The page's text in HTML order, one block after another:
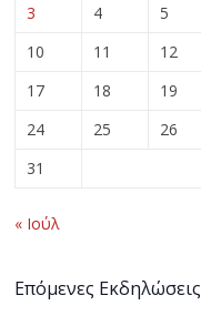
3
4 5
10
11 12
17
18 19
24
25 26
31
« Ιούλ
Επόμενες Εκδηλώσεις